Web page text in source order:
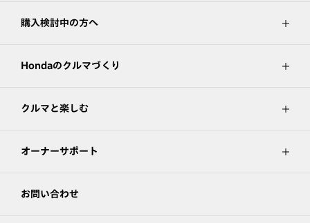
購入検討中の方へ
Hondaのクルマづくり
クルマと楽しむ
オーナーサポート
お問い合わせ